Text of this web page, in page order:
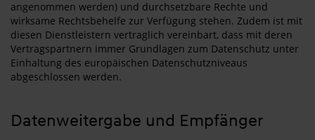
angenommen werden) und durchsetzbare Rechte und
wirksame Rechtsbehelfe zur Verfügung stehen. Zudem ist mit
diesen Dienstleistern vertraglich vereinbart, dass mit deren
Vertragspartnern immer Grundlagen zum Datenschutz unter
Einhaltung des europäischen Datenschutzniveaus
abgeschlossen werden.
Datenweitergabe und Empfänger